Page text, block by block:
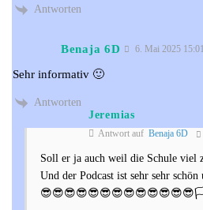
Antworten
Benaja 6D 6. Mai 2025 15:01
Sehr informativ 🙂
Antworten
Jeremias
Antwort auf Benaja 6D
Soll er ja auch weil die Schule viel
Und der Podcast ist sehr sehr schön